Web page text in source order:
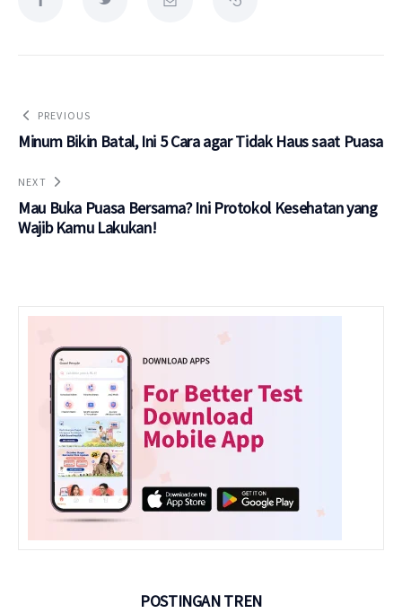
PREVIOUS
Minum Bikin Batal, Ini 5 Cara agar Tidak Haus saat Puasa
NEXT
Mau Buka Puasa Bersama? Ini Protokol Kesehatan yang
Wajib Kamu Lakukan!
POSTINGAN TREN